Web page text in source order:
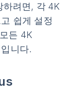
하려면, 각 4K
쉽게 설정
든 4K
니다.